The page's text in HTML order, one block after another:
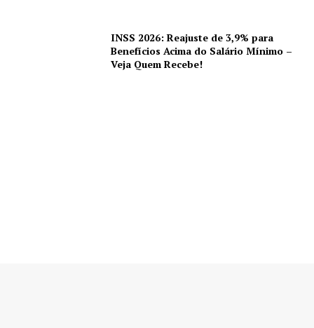
INSS 2026: Reajuste de 3,9% para
Benefícios Acima do Salário Mínimo –
Veja Quem Recebe!